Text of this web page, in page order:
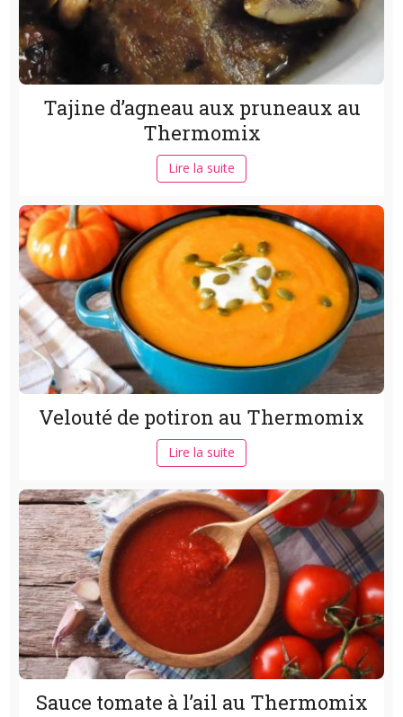
Tajine d’agneau aux pruneaux au
Thermomix
Lire la suite
Velouté de potiron au Thermomix
Lire la suite
Sauce tomate à l’ail au Thermomix